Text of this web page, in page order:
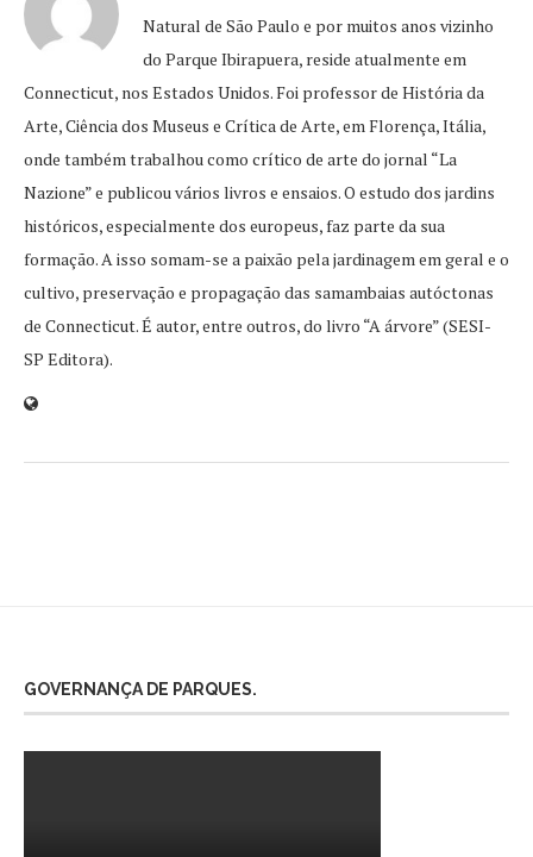
Natural de São Paulo e por muitos anos vizinho
do Parque Ibirapuera, reside atualmente em
Connecticut, nos Estados Unidos. Foi professor de História da
Arte, Ciência dos Museus e Crítica de Arte, em Florença, Itália,
onde também trabalhou como crítico de arte do jornal “La
Nazione” e publicou vários livros e ensaios. O estudo dos jardins
históricos, especialmente dos europeus, faz parte da sua
formação. A isso somam-se a paixão pela jardinagem em geral e o
cultivo, preservação e propagação das samambaias autóctonas
de Connecticut. É autor, entre outros, do livro “A árvore” (SESI-
SP Editora).
GOVERNANÇA DE PARQUES.